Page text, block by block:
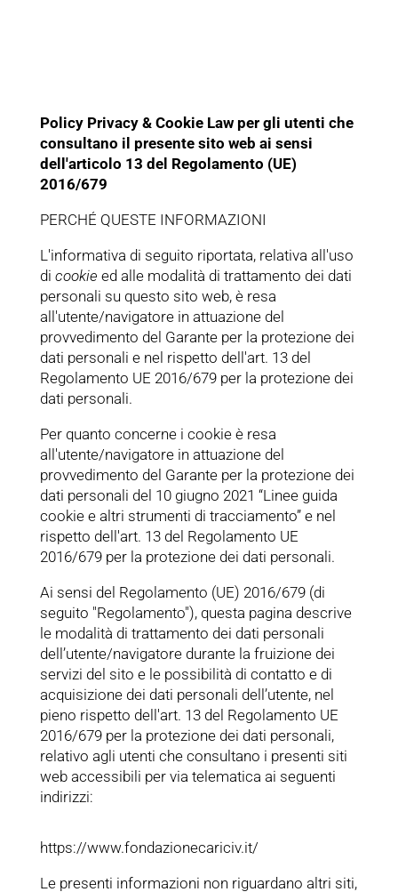
Policy Privacy & Cookie Law per gli utenti che
consultano il presente sito web ai sensi
dell'articolo 13 del Regolamento (UE)
2016/679
PERCHÉ QUESTE INFORMAZIONI
L'informativa di seguito riportata, relativa all'uso
di cookie ed alle modalità di trattamento dei dati
personali su questo sito web, è resa
all'utente/navigatore in attuazione del
provvedimento del Garante per la protezione dei
dati personali e nel rispetto dell'art. 13 del
Regolamento UE 2016/679 per la protezione dei
dati personali.
Per quanto concerne i cookie è resa
all'utente/navigatore in attuazione del
provvedimento del Garante per la protezione dei
dati personali del 10 giugno 2021 “Linee guida
cookie e altri strumenti di tracciamento” e nel
rispetto dell'art. 13 del Regolamento UE
2016/679 per la protezione dei dati personali.
Ai sensi del Regolamento (UE) 2016/679 (di
seguito "Regolamento"), questa pagina descrive
le modalità di trattamento dei dati personali
dell’utente/navigatore durante la fruizione dei
servizi del sito e le possibilità di contatto e di
acquisizione dei dati personali dell’utente, nel
pieno rispetto dell'art. 13 del Regolamento UE
2016/679 per la protezione dei dati personali,
relativo agli utenti che consultano i presenti siti
web accessibili per via telematica ai seguenti
indirizzi:
https://www.fondazionecariciv.it/
Le presenti informazioni non riguardano altri siti,